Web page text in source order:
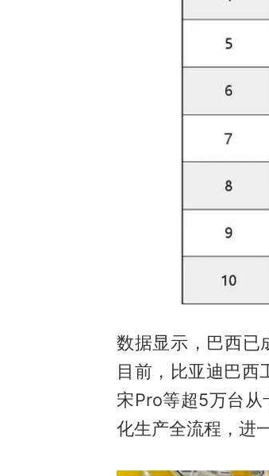
数据显示，巴西已
目前，比亚迪巴西
宋Pro等超5万台从
化生产全流程，进